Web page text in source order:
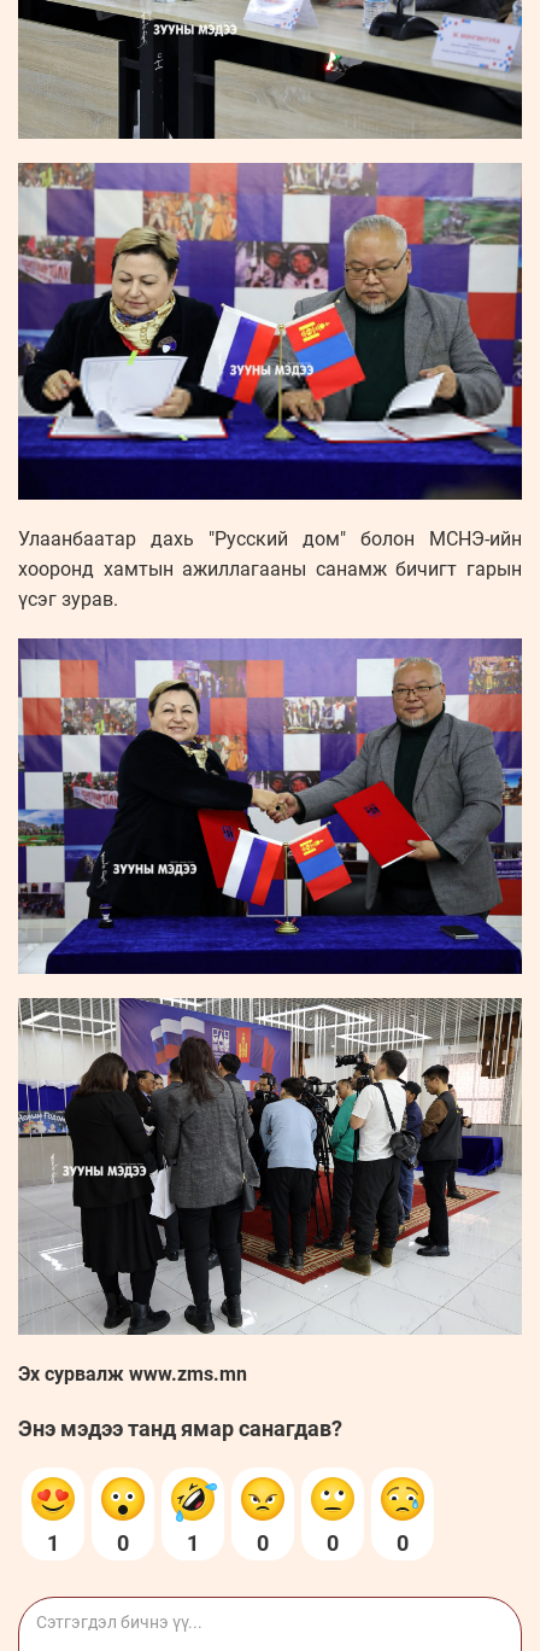
Улаанбаатар дахь "Русский дом" болон МСНЭ-ийн
хооронд хамтын ажиллагааны санамж бичигт гарын
үсэг зурав.
Эх сурвалж www.zms.mn
Энэ мэдээ танд ямар санагдав?
1 0 1 0 0 0